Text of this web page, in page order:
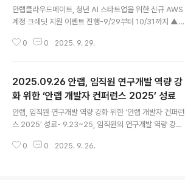
원 이벤트 진행
안랩클라우드메이트, 청년 AI 스타트업을 위한 신규 AWS
계정 크레딧 지원 이벤트 진행-9/29부터 10/31까지 ▲기
법인이면서, ▲AI 기술 활용하는 기업 선착순 10개사 대
육성과 AX 기반 클라우드 비즈니스 파트너십 지속 강화 예
정 안랩의 AX(AI Transformation)·MSP 전문 자회사
안랩클라우드메이트(대표 김형준, 고창규, ahnlabcloud
mate.com )가 청년 AI 스타트업을 위한 신규 AWS 계정
크레딧 지원 이벤트를 진행하고, 신청 기업을 모집한다. 이
번 이벤트에서 안랩클라우드메이트는 미래..
0 0 2025. 9. 29.
2025.09.26 안랩, 임직원 연구개발 역량 강
화 위한 ‘안랩 개발자 컨퍼런스 2025’ 성료
안랩, 임직원 연구개발 역량 강화 위한 ‘안랩 개발자 컨퍼런
스 2025’ 성료- 9.23~25, 임직원의 연구개발 역량 강화
대표, 전성학 연구소장의 오프닝과 ▲리턴제로 정주영 CT
0 0 2025. 9. 26.